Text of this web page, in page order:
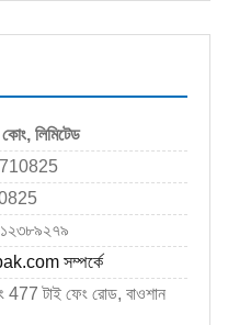
কোং, লিমিটেড
সম্পর্কে
477 টাই ফেং রোড, বাওশান